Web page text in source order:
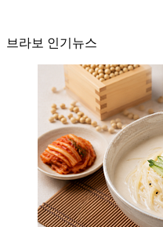
브라보 인기뉴스